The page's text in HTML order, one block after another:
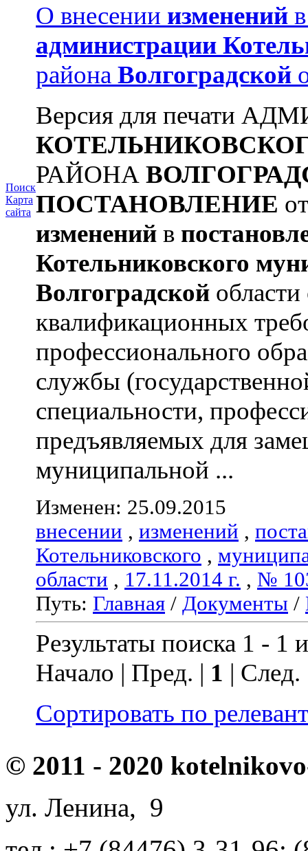
Поиск
Карта
сайта
О внесении изменений
администрации
района Волгоградской
Версия для печати
РАЙОНА
ПОСТАНОВЛЕНИЕ
изменений в
Котельниковского
Волгоградской
квалификационных
профессионального
службы
специальности,
предъявляемых для
муниципальной ...
Изменен: 25.09.2015
внесении , изменений ,
Котельниковского ,
области , 17.11.2014 г. , №
Путь: Главная / Документы /
Результаты поиска 1 - 1
Начало | Пред. | 1 |
Сортировать по
© 2011 - 2020
ул. Ленина, 9